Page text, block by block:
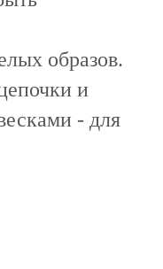
образов.
и
- для